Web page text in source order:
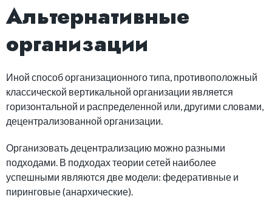
Альтернативные
организации
Иной способ организационного типа, противоположный
классической вертикальной организации является
горизонтальной и распределенной или, другими словами,
децентрализованной организации.
Организовать децентрализацию можно разными
подходами. В подходах теории сетей наиболее
успешными являются две модели: федеративные и
пиринговые (анархические).